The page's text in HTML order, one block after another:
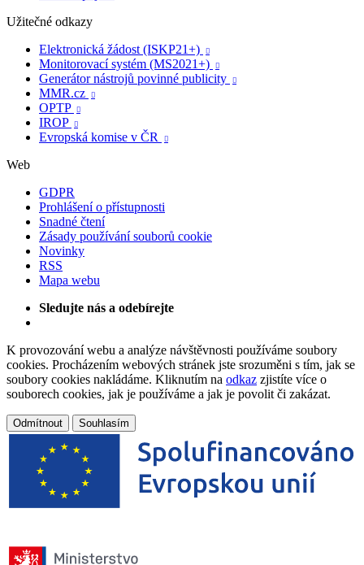
Užitečné odkazy
Elektronická žádost (ISKP21+)

Monitorovací systém (MS2021+) 
Generátor nástrojů povinné publicity 
MMR.cz 
OPTP 
IROP 
Evropská komise v ČR 
Web
GDPR
Prohlášení o přístupnosti
Snadné čtení
Zásady používání souborů cookie
Novinky
RSS
Mapa webu
Sledujte nás a odebírejte
K provozování webu a analýze návštěvnosti používáme soubory
cookies. Procházením webových stránek jste srozuměni s tím, jak se
soubory cookies nakládáme. Kliknutím na odkaz zjistíte více o
souborech cookies, jak je používáme a jak je povolit či zakázat.
Odmítnout Souhlasím